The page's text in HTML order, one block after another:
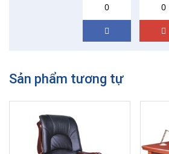
0 0
Sản phẩm tương tự